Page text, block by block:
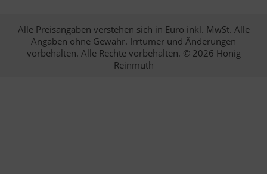
Alle Preisangaben verstehen sich in Euro inkl. MwSt. Alle
Angaben ohne Gewähr. Irrtümer und Änderungen
vorbehalten. Alle Rechte vorbehalten. © 2026 Honig
Reinmuth